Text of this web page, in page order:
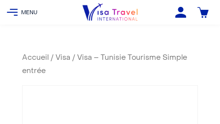
Accueil / Visa / Visa – Tunisie Tourisme Simple
entrée